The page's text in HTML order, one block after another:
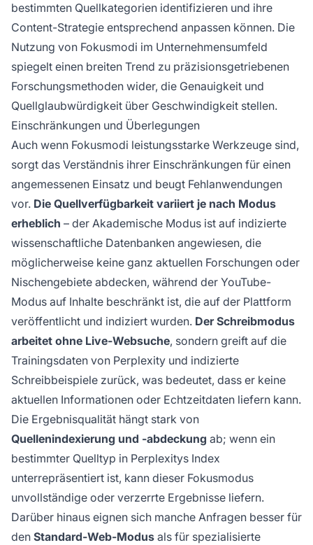
bestimmten Quellkategorien identifizieren und ihre
Content-Strategie entsprechend anpassen können. Die
Nutzung von Fokusmodi im Unternehmensumfeld
spiegelt einen breiten Trend zu präzisionsgetriebenen
Forschungsmethoden wider, die Genauigkeit und
Quellglaubwürdigkeit über Geschwindigkeit stellen.
Einschränkungen und Überlegungen
Auch wenn Fokusmodi leistungsstarke Werkzeuge sind,
sorgt das Verständnis ihrer Einschränkungen für einen
angemessenen Einsatz und beugt Fehlanwendungen
vor. Die Quellverfügbarkeit variiert je nach Modus
erheblich – der Akademische Modus ist auf indizierte
wissenschaftliche Datenbanken angewiesen, die
möglicherweise keine ganz aktuellen Forschungen oder
Nischengebiete abdecken, während der YouTube-
Modus auf Inhalte beschränkt ist, die auf der Plattform
veröffentlicht und indiziert wurden. Der Schreibmodus
arbeitet ohne Live-Websuche, sondern greift auf die
Trainingsdaten von Perplexity und indizierte
Schreibbeispiele zurück, was bedeutet, dass er keine
aktuellen Informationen oder Echtzeitdaten liefern kann.
Die Ergebnisqualität hängt stark von
Quellenindexierung und -abdeckung ab; wenn ein
bestimmter Quelltyp in Perplexitys Index
unterrepräsentiert ist, kann dieser Fokusmodus
unvollständige oder verzerrte Ergebnisse liefern.
Darüber hinaus eignen sich manche Anfragen besser für
den Standard-Web-Modus als für spezialisierte